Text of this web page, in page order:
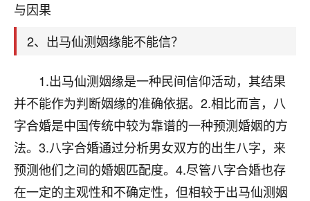
与因果
2、出马仙测姻缘能不能信？
1.出马仙测姻缘是一种民间信仰活动，其结果
并不能作为判断姻缘的准确依据。2.相比而言，八
字合婚是中国传统中较为靠谱的一种预测婚姻的方
法。3.八字合婚通过分析男女双方的出生八字，来
预测他们之间的婚姻匹配度。4.尽管八字合婚也存
在一定的主观性和不确定性，但相较于出马仙测姻
平安是福：我也是每年找老师化太岁，看年
卦，认识老师3年了，都是缘分啊！
17分钟前 来自湖北 19
心若莲花
我是做餐饮的，这两年，生意屡屡受挫，店开一家关
一家，要么生意不好，生意好的就出事。前些年攒的
家底快败光了，真是倒霉！我也想找人看看到底怎么
回事？